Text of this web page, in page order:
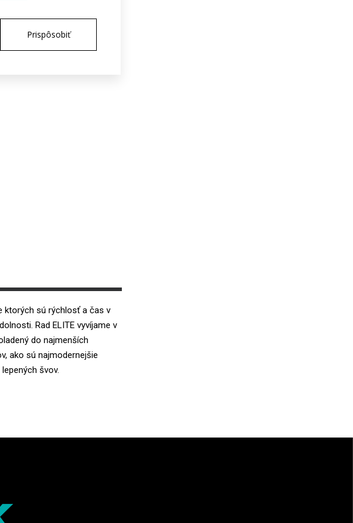
Prispôsobiť
ktorých sú rýchlosť a čas v
Rad ELITE vyvíjame v
do najmenších
ako sú najmodernejšie
švov.